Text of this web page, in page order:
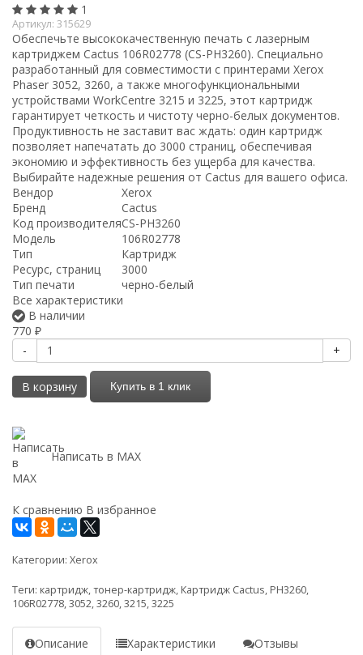
1
Артикул: 315629
Обеспечьте высококачественную печать с лазерным
картриджем Cactus 106R02778 (CS-PH3260). Специально
разработанный для совместимости с принтерами Xerox
Phaser 3052, 3260, а также многофункциональными
устройствами WorkCentre 3215 и 3225, этот картридж
гарантирует четкость и чистоту черно-белых документов.
Продуктивность не заставит вас ждать: один картридж
позволяет напечатать до 3000 страниц, обеспечивая
экономию и эффективность без ущерба для качества.
Выбирайте надежные решения от Cactus для вашего офиса.
Вендор
Xerox
Бренд
Cactus
Код производителяCS-PH3260
Модель
106R02778
Тип
Картридж
Ресурс, страниц
3000
Тип печати
черно-белый
Все характеристики
В наличии
770 ₽
- +
В корзину Купить в 1 клик
Написать в MAX
К сравнению В избранное
Категории: Xerox
Теги: картридж,тонер-картридж, Картридж Cactus, PH3260,
106R02778,3052,3260,3215,3225
Описание Характеристики Отзывы